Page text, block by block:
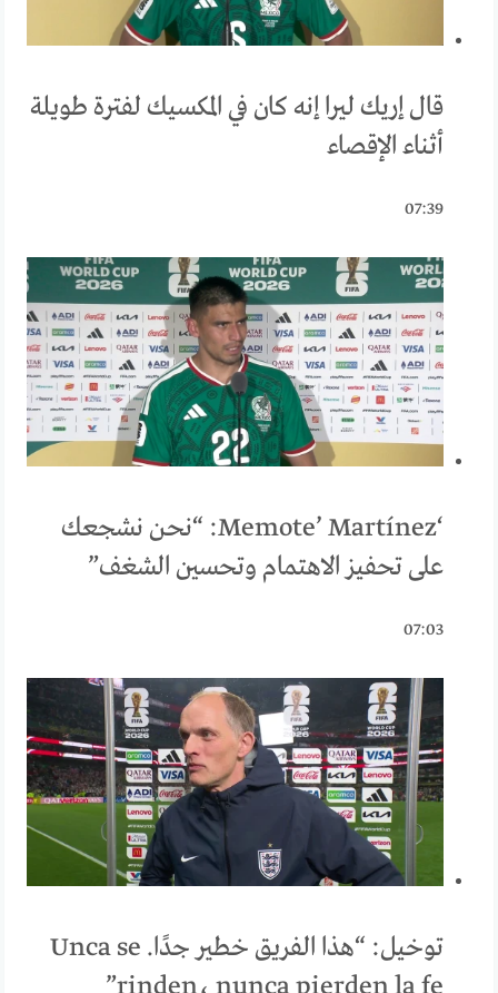
قال إريك ليرا إنه كان في المكسيك لفترة طويلة
أثناء الإقصاء
07:39
‘Memote’ Martínez: “نحن نشجعك
على تحفيز الاهتمام وتحسين الشغف”
07:03
توخيل: “هذا الفريق خطير جدًا. Unca se